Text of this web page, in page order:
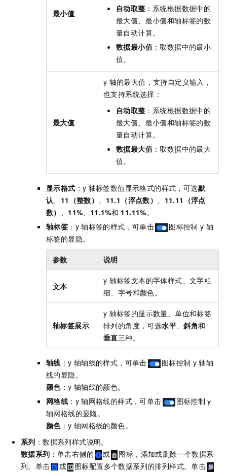
最小值
自动取整 ：系统根据数据中的
最大值、最小值和轴标签的数
量自动计算。
数据最小值 ：取数据中的最小
值。
最大值
y 轴的最大值，支持自定义输入，
也支持系统选择：
自动取整 ：系统根据数据中的
最大值、最小值和轴标签的数
量自动计算。
数据最大值 ：取数据中的最大
值。
显示格式 ：y 轴标签数值显示格式的样式，可选默
认、 11（整数） 、 11.1（浮点数） 、 11.11（浮点
数） 、 11%、 11.1%和 11.11%。
轴标签 ：y 轴标签的样式，可单击 图标控制 y 轴
标签的显隐。
参数 说明
文本
y 轴标签文本的字体样式、文字粗
细、字号和颜色。
轴标签展示
y 轴标签的显示数量、单位和标签
排列的角度，可选水平、斜角和
垂直三种。
轴线 ：y 轴轴线的样式，可单击 图标控制 y 轴轴
线的显隐。
颜色：y 轴轴线的颜色。
网格线 ：y 轴网格线的样式，可单击 图标控制 y
轴网格线的显隐。
颜色：y 轴网格线的颜色。
系列 ：数据系列样式说明。
数据系列 ：单击右侧的 或
图标，添加或删除一个数据系
列。单击
或
图标配置多个数据系列的排列样式。单击